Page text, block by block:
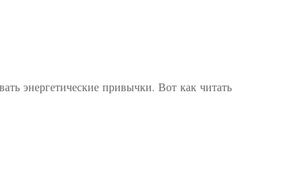
энергетические привычки. Вот как читать